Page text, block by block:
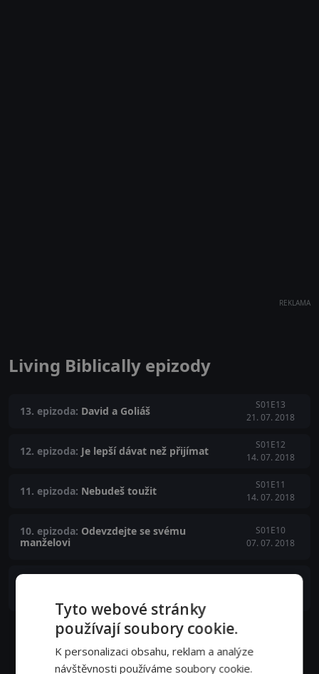
REKLAMA
Living Biblically epizody
13. epizoda: David a Goliáš
S01E13
21. 07. 2018
12. epizoda: Je lepší dávat než přijímat
S01E12
14. 07. 2018
11. epizoda: Nebudeš toužit
S01E11
14. 07. 2018
10. epizoda: Odevzdejte se svému
manželovi
S01E10
07. 07. 2018
Zobrazit další epizody
Tyto webové stránky
používají soubory cookie.
K personalizaci obsahu, reklam a analýze
návštěvnosti používáme soubory cookie.